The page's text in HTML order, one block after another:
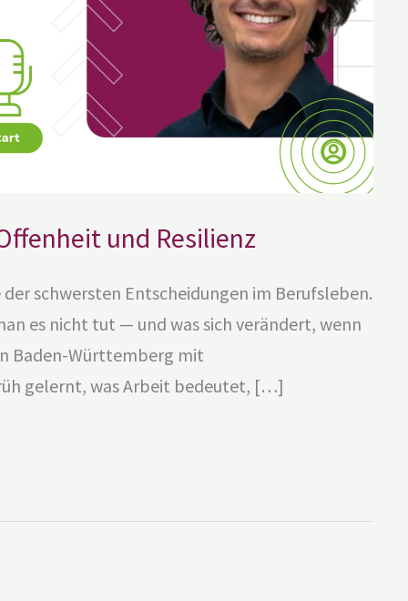
und Resilienz
schwersten Entscheidungen im Berufsleben.
es nicht tut — und was sich verändert, wenn
Baden-Württemberg mit
gelernt, was Arbeit bedeutet, […]